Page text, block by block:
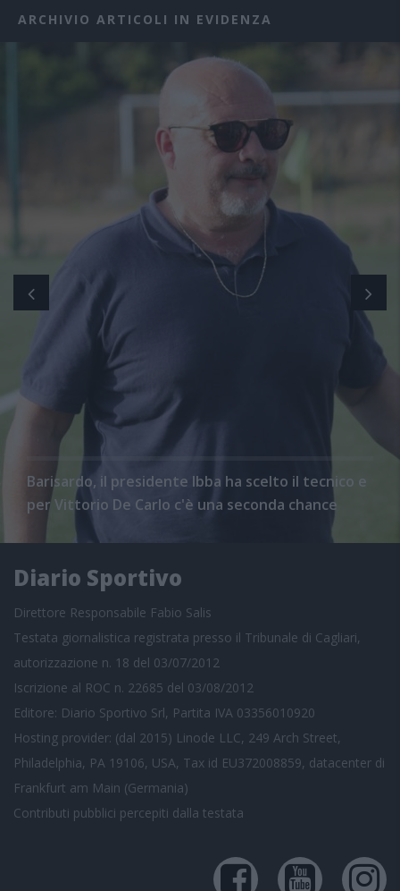
ARCHIVIO ARTICOLI IN EVIDENZA
Barisardo, il presidente Ibba ha scelto il tecnico e
per Vittorio De Carlo c'è una seconda chance
Diario Sportivo
Direttore Responsabile Fabio Salis
Testata giornalistica registrata presso il Tribunale di Cagliari,
autorizzazione n. 18 del 03/07/2012
Iscrizione al ROC n. 22685 del 03/08/2012
Editore: Diario Sportivo Srl, Partita IVA 03356010920
Hosting provider: (dal 2015) Linode LLC, 249 Arch Street,
Philadelphia, PA 19106, USA, Tax id EU372008859, datacenter di
Frankfurt am Main (Germania)
Contributi pubblici percepiti dalla testata